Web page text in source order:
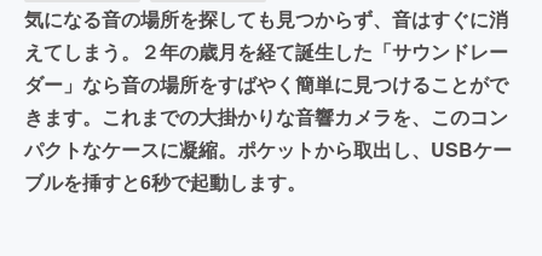
気になる音の場所を探しても見つからず、音はすぐに消
えてしまう。２年の歳月を経て誕生した「サウンドレー
ダー」なら音の場所をすばやく簡単に見つけることがで
きます。これまでの大掛かりな音響カメラを、このコン
パクトなケースに凝縮。ポケットから取出し、USBケー
ブルを挿すと6秒で起動します。